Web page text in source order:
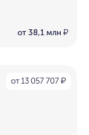
от 38,1 млн ₽
от 13 057 707 ₽